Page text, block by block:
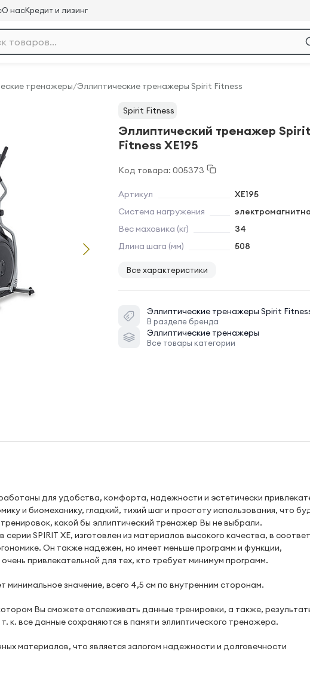
О насКредит и лизинг
тренажеры/Эллиптические тренажеры Spirit Fitness
Spirit Fitness
Эллиптический тренажер Spirit
Fitness XE195
Код товара: 005373
Артикул
XE195
Система нагружения
Вес маховика (кг)
34
Длина шага (мм)
508
Все характеристики
Эллиптические тренажеры Spirit
В разделе бренда
Эллиптические тренажеры
Все товары категории
для удобства, комфорта, надежности и эстетически
и биомеханику, гладкий, тихий шаг и простоту использования, что
какой бы эллиптический тренажер Вы не выбрали.
серии SPIRIT XE, изготовлен из материалов высокого качества, в
Он также надежен, но имеет меньше программ и функции,
привлекательной для тех, кто требует минимум программ.
значение, всего 4,5 см по внутренним сторонам.
Вы сможете отслеживать данные тренировки, а также,
к. все данные сохраняются в памяти эллиптического тренажера.
материалов, что является залогом надежности и долговечности